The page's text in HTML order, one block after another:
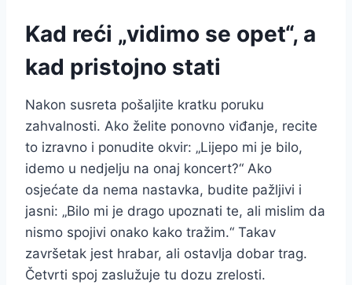
Kad reći „vidimo se opet“, a
kad pristojno stati
Nakon susreta pošaljite kratku poruku
zahvalnosti. Ako želite ponovno viđanje, recite
to izravno i ponudite okvir: „Lijepo mi je bilo,
idemo u nedjelju na onaj koncert?“ Ako
osjećate da nema nastavka, budite pažljivi i
jasni: „Bilo mi je drago upoznati te, ali mislim da
nismo spojivi onako kako tražim.“ Takav
završetak jest hrabar, ali ostavlja dobar trag.
Četvrti spoj zaslužuje tu dozu zrelosti.